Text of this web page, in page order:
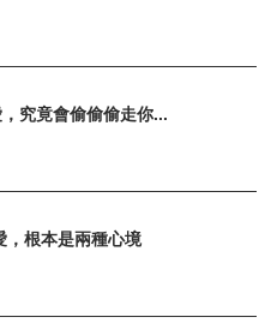
究竟會偷偷偷走你...
，根本是兩種心境